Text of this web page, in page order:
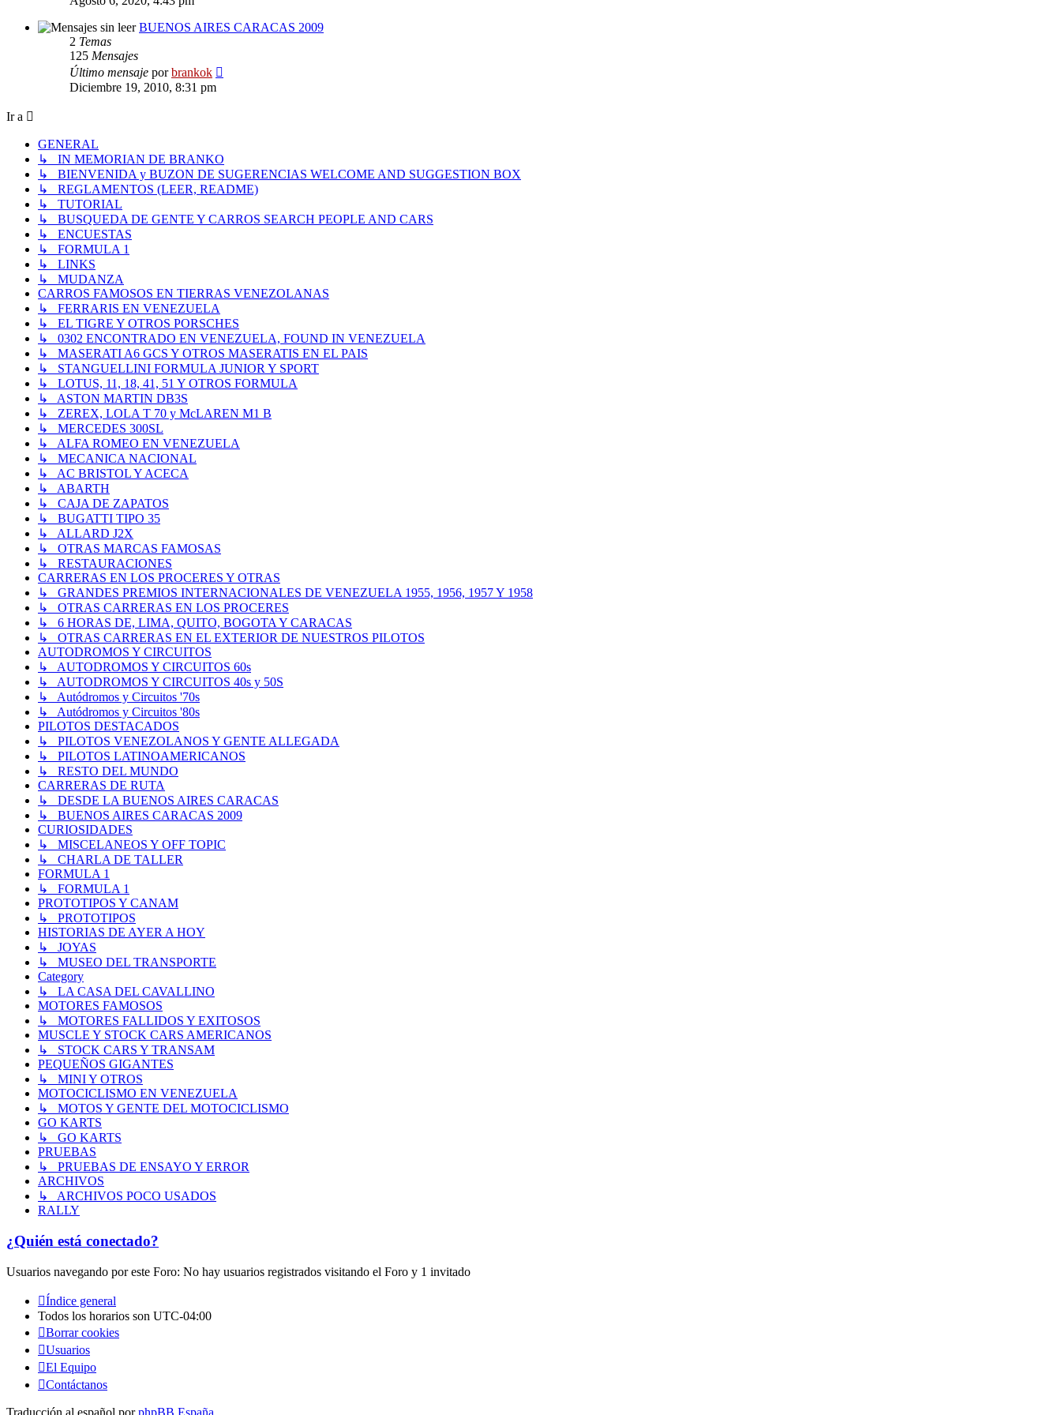
mensaje
BUENOS AIRES CARACAS 2009
2 Temas
125 Mensajes
Último mensaje porbrankok
Diciembre 19, 2010, 8:31 pm
Ir a
GENERAL
↳ IN MEMORIAN DE BRANKO
↳ BIENVENIDA y BUZON DE SUGERENCIAS WELCOME AND SUGGESTION BOX
↳ REGLAMENTOS (LEER, README)
↳ TUTORIAL
↳ BUSQUEDA DE GENTE Y CARROS SEARCH PEOPLE AND CARS
↳ ENCUESTAS
↳ FORMULA 1
↳ LINKS
↳ MUDANZA
CARROS FAMOSOS EN TIERRAS VENEZOLANAS
↳ FERRARIS EN VENEZUELA
↳ EL TIGRE Y OTROS PORSCHES
↳ 0302 ENCONTRADO EN VENEZUELA, FOUND IN VENEZUELA
↳ MASERATI A6 GCS Y OTROS MASERATIS EN EL PAIS
↳ STANGUELLINI FORMULA JUNIOR Y SPORT
↳ LOTUS, 11, 18, 41, 51 Y OTROS FORMULA
↳ ASTON MARTIN DB3S
↳ ZEREX, LOLA T 70 y McLAREN M1 B
↳ MERCEDES 300SL
↳ ALFA ROMEO EN VENEZUELA
↳ MECANICA NACIONAL
↳ AC BRISTOL Y ACECA
↳ ABARTH
↳ CAJA DE ZAPATOS
↳ BUGATTI TIPO 35
↳ ALLARD J2X
↳ OTRAS MARCAS FAMOSAS
↳ RESTAURACIONES
CARRERAS EN LOS PROCERES Y OTRAS
↳ GRANDES PREMIOS INTERNACIONALES DE VENEZUELA 1955, 1956, 1957 Y 1958
↳ OTRAS CARRERAS EN LOS PROCERES
↳ 6 HORAS DE, LIMA, QUITO, BOGOTA Y CARACAS
↳ OTRAS CARRERAS EN EL EXTERIOR DE NUESTROS PILOTOS
AUTODROMOS Y CIRCUITOS
↳ AUTODROMOS Y CIRCUITOS 60s
↳ AUTODROMOS Y CIRCUITOS 40s y 50S
↳ Autódromos y Circuitos '70s
↳ Autódromos y Circuitos '80s
PILOTOS DESTACADOS
↳ PILOTOS VENEZOLANOS Y GENTE ALLEGADA
↳ PILOTOS LATINOAMERICANOS
↳ RESTO DEL MUNDO
CARRERAS DE RUTA
↳ DESDE LA BUENOS AIRES CARACAS
↳ BUENOS AIRES CARACAS 2009
CURIOSIDADES
↳ MISCELANEOS Y OFF TOPIC
↳ CHARLA DE TALLER
FORMULA 1
↳ FORMULA 1
PROTOTIPOS Y CANAM
↳ PROTOTIPOS
HISTORIAS DE AYER A HOY
↳ JOYAS
↳ MUSEO DEL TRANSPORTE
Category
↳ LA CASA DEL CAVALLINO
MOTORES FAMOSOS
↳ MOTORES FALLIDOS Y EXITOSOS
MUSCLE Y STOCK CARS AMERICANOS
↳ STOCK CARS Y TRANSAM
PEQUEÑOS GIGANTES
↳ MINI Y OTROS
MOTOCICLISMO EN VENEZUELA
↳ MOTOS Y GENTE DEL MOTOCICLISMO
GO KARTS
↳ GO KARTS
PRUEBAS
↳ PRUEBAS DE ENSAYO Y ERROR
ARCHIVOS
↳ ARCHIVOS POCO USADOS
RALLY
¿Quién está conectado?
Usuarios navegando por este Foro: No hay usuarios registrados visitando el Foro y 1 invitado
Índice general
Todos los horarios son UTC-04:00
Borrar cookies
Usuarios
El Equipo
Contáctanos
Traducción al español porphpBB España